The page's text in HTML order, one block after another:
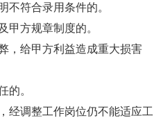
不符合录用条件的。
甲方规章制度的。
，给甲方利益造成重大损害
的。
经调整工作岗位仍不能适应工